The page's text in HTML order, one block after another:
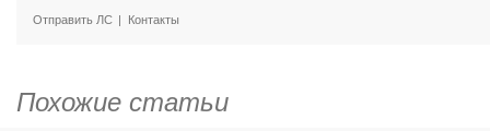
Отправить ЛС Контакты
Похожие статьи